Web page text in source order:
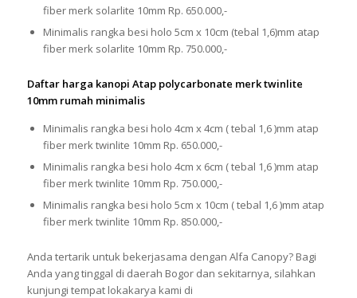
fiber merk solarlite 10mm Rp. 650.000,-
Minimalis rangka besi holo 5cm x 10cm (tebal 1,6)mm atap
fiber merk solarlite 10mm Rp. 750.000,-
Daftar harga kanopi Atap polycarbonate merk twinlite
10mm rumah minimalis
Minimalis rangka besi holo 4cm x 4cm ( tebal 1,6 )mm atap
fiber merk twinlite 10mm Rp. 650.000,-
Minimalis rangka besi holo 4cm x 6cm ( tebal 1,6 )mm atap
fiber merk twinlite 10mm Rp. 750.000,-
Minimalis rangka besi holo 5cm x 10cm ( tebal 1,6 )mm atap
fiber merk twinlite 10mm Rp. 850.000,-
Anda tertarik untuk bekerjasama dengan Alfa Canopy? Bagi
Anda yang tinggal di daerah Bogor dan sekitarnya, silahkan
kunjungi tempat lokakarya kami di